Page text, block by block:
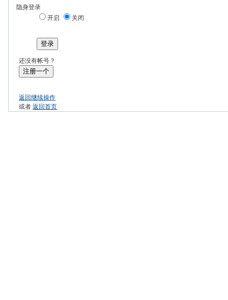
隐身登录
开启
关闭
登录
还没有帐号？
注册一个
返回继续操作
或者返回首页